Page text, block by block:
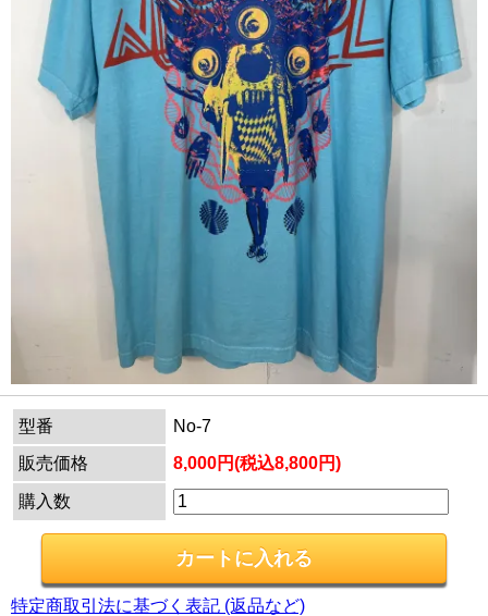
型番
No-7
販売価格
8,000円(税込8,800円)
購入数
特定商取引法に基づく表記 (返品など)